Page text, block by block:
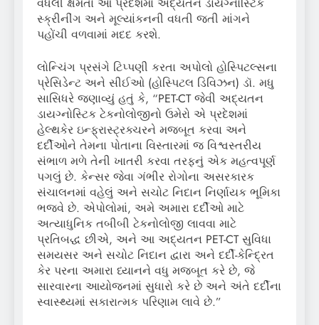
સ્ક્રીનીંગ અને મૂલ્યાંકનની વધતી જતી માંગને
પહોંચી વળવામાં મદદ કરશે.
લોન્ચિંગ પ્રસંગે ટિપ્પણી કરતા અપોલો હોસ્પિટલ્સના
પ્રેસિડેન્ટ અને સીઈઓ (હોસ્પિટલ ડિવિઝન) ડૉ. મધુ
સાસિધરે જણાવ્યું હતું કે, “PET-CT જેવી અદ્યતન
ડાયગ્નોસ્ટિક ટેકનોલોજીનો ઉમેરો એ પ્રદેશમાં
હેલ્થકેર ઇન્ફ્રાસ્ટ્રક્ચરને મજબૂત કરવા અને
દર્દીઓને તેમના પોતાના વિસ્તારમાં જ વિશ્વસ્તરીય
સંભાળ મળે તેની ખાતરી કરવા તરફનું એક મહત્વપૂર્ણ
પગલું છે. કેન્સર જેવા ગંભીર રોગોના અસરકારક
સંચાલનમાં વહેલું અને સચોટ નિદાન નિર્ણાયક ભૂમિકા
ભજવે છે. એપોલોમાં, અમે અમારા દર્દીઓ માટે
અત્યાધુનિક તબીબી ટેકનોલોજી લાવવા માટે
પ્રતિબદ્ધ છીએ, અને આ અદ્યતન PET-CT સુવિધા
સમયસર અને સચોટ નિદાન દ્વારા અને દર્દી-કેન્દ્રિત
કેર પરના અમારા ધ્યાનને વધુ મજબૂત કરે છે, જે
સારવારના આયોજનમાં સુધારો કરે છે અને અંતે દર્દીના
સ્વાસ્થ્યમાં સકારાત્મક પરિણામ લાવે છે.”